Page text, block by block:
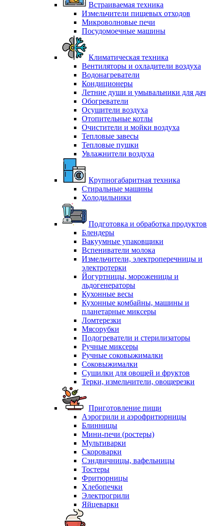
Встраиваемая техника
Измельчители пищевых отходов
Микроволновые печи
Посудомоечные машины
Климатическая техника
Вентиляторы и охладители воздуха
Водонагреватели
Кондиционеры
Летние души и умывальники для дач
Обогреватели
Осушители воздуха
Отопительные котлы
Очистители и мойки воздуха
Тепловые завесы
Тепловые пушки
Увлажнители воздуха
Крупногабаритная техника
Стиральные машины
Холодильники
Подготовка и обработка продуктов
Блендеры
Вакуумные упаковщики
Вспениватели молока
Измельчители, электроперечницы и
электротерки
Йогуртницы, мороженицы и
льдогенераторы
Кухонные весы
Кухонные комбайны, машины и
планетарные миксеры
Ломтерезки
Мясорубки
Подогреватели и стерилизаторы
Ручные миксеры
Ручные соковыжималки
Соковыжималки
Сушилки для овощей и фруктов
Терки, измельчители, овощерезки
Приготовление пищи
Аэрогрили и аэрофритюрницы
Блинницы
Мини-печи (ростеры)
Мультиварки
Скороварки
Сэндвичницы, вафельницы
Тостеры
Фритюрницы
Хлебопечки
Электрогрили
Яйцеварки